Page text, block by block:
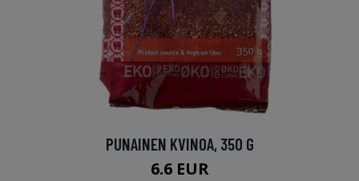
PUNAINEN KVINOA, 350 G
6.6 EUR